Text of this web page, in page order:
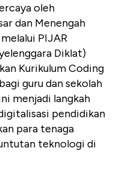
oleh
dan Menengah
PIJAR
Diklat)
Kurikulum Coding
guru dan sekolah
menjadi langkah
pendidikan
para tenaga
teknologi di